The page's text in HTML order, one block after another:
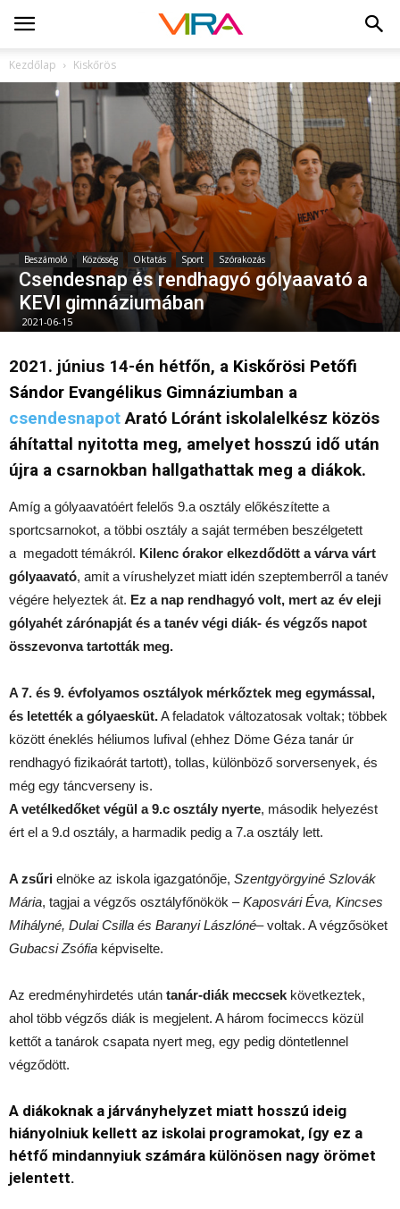
Kezdőlap Kiskőrös
Beszámoló Közösség Oktatás Sport Szórakozás
Csendesnap és rendhagyó gólyaavató a
KEVI gimnáziumában
2021-06-15
2021. június 14-én hétfőn, a Kiskőrösi Petőfi
Sándor Evangélikus Gimnáziumban a
csendesnapotArató Lóránt iskolalelkész közös
áhítattal nyitotta meg, amelyet hosszú idő után
újra a csarnokban hallgathattak meg a diákok.
Amíg a gólyaavatóért felelős 9.a osztály előkészítette a
sportcsarnokot, a többi osztály a saját termében beszélgetett
a megadott témákról. Kilenc órakor elkezdődött a várva várt
gólyaavató, amit a vírushelyzet miatt idén szeptemberről a tanév
végére helyeztek át. Ez a nap rendhagyó volt, mert az év eleji
gólyahét zárónapját és a tanév végi diák- és végzős napot
összevonva tartották meg.
A 7. és 9. évfolyamos osztályok mérkőztek meg egymással,
és letették a gólyaesküt.A feladatok változatosak voltak; többek
között éneklés héliumos lufival (ehhez Döme Géza tanár úr
rendhagyó fizikaórát tartott), tollas, különböző sorversenyek, és
még egy táncverseny is.
A vetélkedőket végül a 9.c osztály nyerte, második helyezést
ért el a 9.d osztály, a harmadik pedig a 7.a osztály lett.
A zsűri elnöke az iskola igazgatónője, Szentgyörgyiné Szlovák
Mária, tagjai a végzős osztályfőnökök –Kaposvári Éva, Kincses
Mihályné, Dulai Csilla és Baranyi Lászlóné– voltak. A végzősöket
Gubacsi Zsófia képviselte.
Az eredményhirdetés után tanár-diák meccsek következtek,
ahol több végzős diák is megjelent. A három focimeccs közül
kettőt a tanárok csapata nyert meg, egy pedig döntetlennel
végződött.
A diákoknak a járványhelyzet miatt hosszú ideig
hiányolniuk kellett az iskolai programokat, így ez a
hétfő mindannyiuk számára különösen nagy örömet
jelentett.